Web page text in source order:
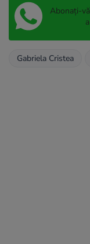
Abonați-
Gabriela Cristea